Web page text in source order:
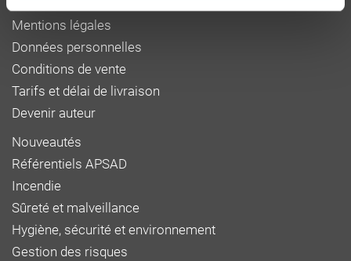
Qui sommes-nous
Mentions légales
Données personnelles
Conditions de vente
Tarifs et délai de livraison
Devenir auteur
Nouveautés
Référentiels APSAD
Incendie
Sûreté et malveillance
Hygiène, sécurité et environnement
Gestion des risques